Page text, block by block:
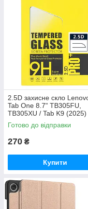
2.5D захисне скло
Tab One 8.7" TB305FU,
TB305XU / Tab K9 (2025)
Готово до відправки
270 ₴
Купити